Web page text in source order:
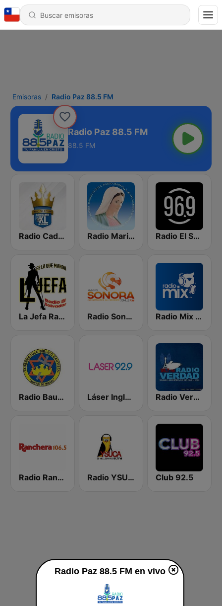
Emisoras Radio Paz 88.5 FM
Radio Paz 88.5 FM
88.5 FM
Radio Cadena YSKL La Poderosa Radio Maria El Salvador Radio El Salvador | 96.9 FM
La Jefa Radio El Salvador Radio Sonora 104.5 FM Radio Mix El Salvador
Radio Bautista Global 89.7 FM Láser Inglés 92.9 Radio Verdad 95.7 FM
Radio Ranchera El Salvador Radio YSUCA 91.7 FM Club 92.5
Radio Paz 88.5 FM en vivo